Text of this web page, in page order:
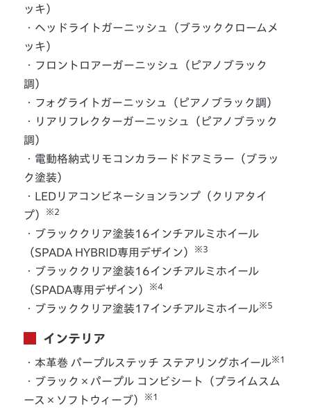
ッキ）
・ヘッドライトガーニッシュ（ブラッククロームメ
ッキ）
・フロントロアーガーニッシュ（ピアノブラック
調）
・フォグライトガーニッシュ（ピアノブラック調）
・リアリフレクターガーニッシュ（ピアノブラック
調）
・電動格納式リモコンカラードドアミラー（ブラッ
ク塗装）
・LEDリアコンビネーションランプ（クリアタイ
プ）
※2
・ブラッククリア塗装16インチアルミホイール
（SPADA HYBRID専用デザイン）
※3
・ブラッククリア塗装16インチアルミホイール
（SPADA専用デザイン）
※4
・ブラッククリア塗装17インチアルミホイール※5
インテリア
・本革巻 パープルステッチ ステアリングホイール※1
・ブラック×パープル コンビシート（プライムスム
ース×ソフトウィーブ）
※1